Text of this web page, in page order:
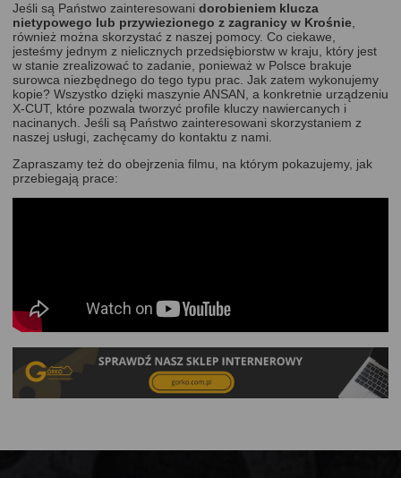
Jeśli są Państwo zainteresowani dorobieniem klucza
nietypowego lub przywiezionego z zagranicy w Krośnie
również można skorzystać z naszej pomocy. Co ciekawe,
jesteśmy jednym z nielicznych przedsiębiorstw w kraju, który jest
w stanie zrealizować to zadanie, ponieważ w Polsce brakuje
surowca niezbędnego do tego typu prac. Jak zatem wykonujemy
kopie? Wszystko dzięki maszynie ANSAN, a konkretnie urządzeniu
X-CUT, które pozwala tworzyć profile kluczy nawiercanych i
nacinanych. Jeśli są Państwo zainteresowani skorzystaniem z
naszej usługi, zachęcamy do kontaktu z nami.
Zapraszamy też do obejrzenia filmu, na którym pokazujemy, jak
przebiegają prace: